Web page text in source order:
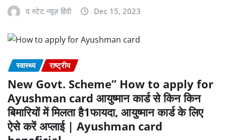
द स्टेट न्यूज़ हिंदी Dec 15, 2023
स्वास्थ्य राष्ट्रीय
New Govt. Scheme” How to apply for
Ayushman card आयुष्मान कार्ड से किन किन
बिमारियों में मिलता है1फायदा, आयुष्मान कार्ड के लिए
ऐसे करें अप्लाई | Ayushman card